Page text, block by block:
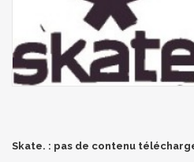
Skate. : pas de contenu